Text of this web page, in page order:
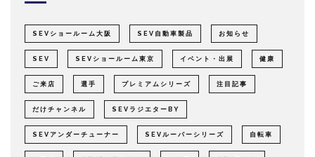
SEVショールーム大阪 SEV自動車製品 お知らせ
SEV SEVショールーム東京 イベント・出展 健康
ご来店 選手 プレミアムシリーズ 注目記事
だけチャンネル SEVラジエターBY
SEVアンダーチューナー SEVルーパーシリーズ 自転車